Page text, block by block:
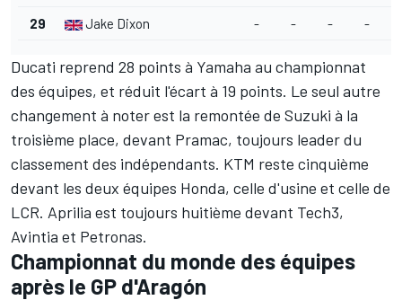
29 Jake Dixon - - - -
Ducati reprend 28 points à Yamaha au championnat
des équipes, et réduit l'écart à 19 points. Le seul autre
changement à noter est la remontée de Suzuki à la
troisième place, devant Pramac, toujours leader du
classement des indépendants. KTM reste cinquième
devant les deux équipes Honda, celle d'usine et celle de
LCR. Aprilia est toujours huitième devant Tech3,
Avintia et Petronas.
Championnat du monde des équipes
après le GP d'Aragón